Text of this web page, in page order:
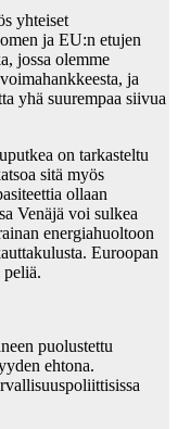
yhteiset
ja EU:n etujen
jossa olemme
ja
yhä suurempaa siivua
on tarkasteltu
sitä myös
ollaan
Venäjä voi sulkea
energiahuoltoon
Euroopan
puolustettu
ehtona.